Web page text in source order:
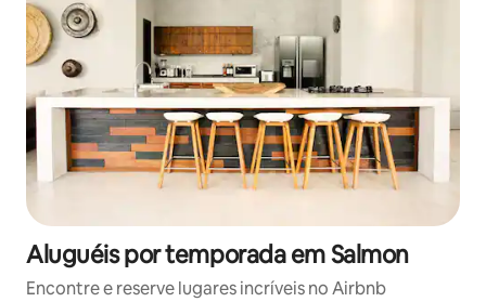
Aluguéis por temporada em Salmon
Encontre e reserve lugares incríveis no Airbnb